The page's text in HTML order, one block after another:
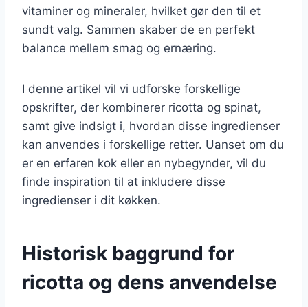
vitaminer og mineraler, hvilket gør den til et
sundt valg. Sammen skaber de en perfekt
balance mellem smag og ernæring.
I denne artikel vil vi udforske forskellige
opskrifter, der kombinerer ricotta og spinat,
samt give indsigt i, hvordan disse ingredienser
kan anvendes i forskellige retter. Uanset om du
er en erfaren kok eller en nybegynder, vil du
finde inspiration til at inkludere disse
ingredienser i dit køkken.
Historisk baggrund for
ricotta og dens anvendelse